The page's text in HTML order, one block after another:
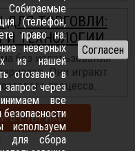
ТОРГОВЛИ:
И ТЕХНОЛОГИИ
без использования
Они играют
процесса...
В РУБРИКЕ
(телефон,
право на:
неверных
из нашей
отозвано в
через
все
для сбора